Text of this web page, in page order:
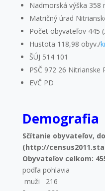
Nadmorská výška 358
Matričný úrad
Počet obyvateľov 445 (
Hustota 118,98 obyv./
ŠÚJ 514 101
PSČ 972 26 Nitrianske
EVČ PD
Demografia
Sčítanie obyvateľov,
(http://
Obyvateľov celkom:
podľa pohlavia
muži 216